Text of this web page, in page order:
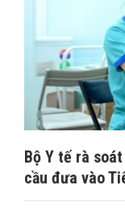
Bộ Y tế rà
cầu đưa vào